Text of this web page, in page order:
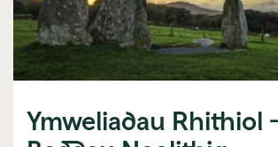
Ymweliadau Rhithiol